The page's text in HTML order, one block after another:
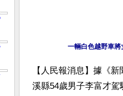
【人民報消息】據《
溪縣54歲男子李富才